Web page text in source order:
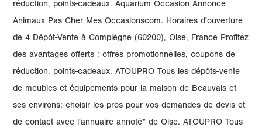
réduction, points-cadeaux. Aquarium Occasion Annonce
Animaux Pas Cher Mes Occasionscom. Horaires d'ouverture
de 4 Dépôt-Vente à Compiègne (60200), Oise, France Profitez
des avantages offerts : offres promotionnelles, coupons de
réduction, points-cadeaux. ATOUPRO Tous les dépôts-vente
de meubles et équipements pour la maison de Beauvais et
ses environs: choisir les pros pour vos demandes de devis et
de contact avec l'annuaire annoté* de Oise. ATOUPRO Tous